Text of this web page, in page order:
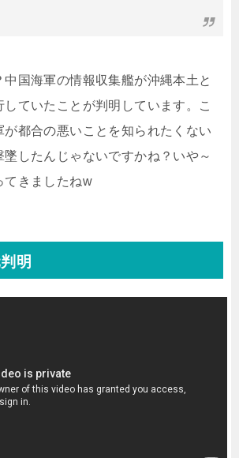
国海軍の情報収集艦が沖縄本土と
ていたことが判明しています。こ
が都合の悪いことを知られたくない
墜したんじゃないですかね？いや～
てきましたねw
明